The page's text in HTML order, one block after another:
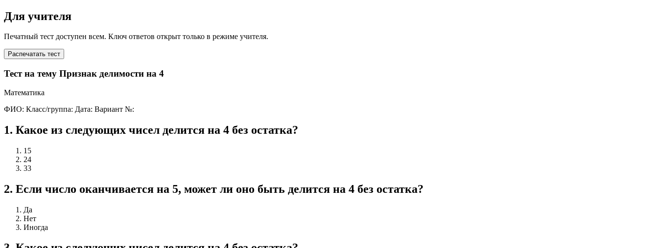
Для учителя
Печатный тест доступен всем. Ключ ответов открыт только в режиме учителя.
Распечатать тест
Тест на тему Признак делимости на 4
Математика
ФИО: Класс/группа: Дата: Вариант №:
1. Какое из следующих чисел делится на 4 без остатка?
15
24
33
2. Если число оканчивается на 5, может ли оно быть делится на 4 без остатка?
Да
Нет
Иногда